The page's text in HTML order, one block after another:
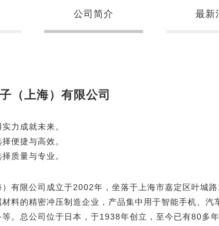
公司简介 最新
（上海）有限公司
力成就未来。
便捷与高效。
质量与专业。
有限公司成立于2002年，坐落于上海市嘉定区叶城路
料的精密冲压制造企业，产品集中用于智能手机、汽
。总公司位于日本，于1938年创立，至今已有80多